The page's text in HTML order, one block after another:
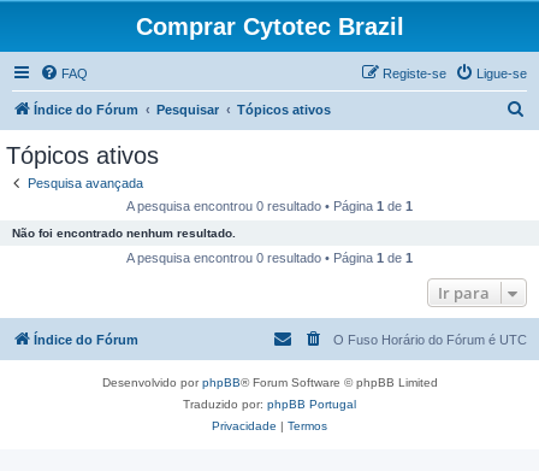
Comprar Cytotec Brazil
FAQ Ligue-se
Registe-se
Índice do Fórum Pesquisar Tópicos ativos
s
r
Tópicos ativos
Pesquisa avançada
A pesquisa encontrou 0 resultado • Página 1 de 1
Não foi encontrado nenhum resultado.
A pesquisa encontrou 0 resultado • Página 1 de 1
Ir para
Índice do Fórum O Fuso Horário do Fórum é UTC
Desenvolvido porphpBB® Forum Software © phpBB Limited
Traduzido por: phpBB Portugal
Privacidade | Termos